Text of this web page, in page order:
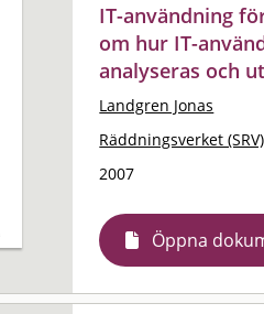
IT-användning
om hur IT-
analyseras och
Landgren Jonas
Räddningsverket (SRV)
2007
Öppna